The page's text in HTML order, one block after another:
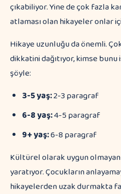
çıkabiliyor. Yine de çok fazla
atlaması olan hikayeler onlar
Hikaye uzunluğu da önemli.
dikkatini dağıtıyor, kimse
şöyle:
3-5 yaş:2-3 paragraf
6-8 yaş:4-5 paragraf
9+ yaş:6-8 paragraf
Kültürel olarak uygun olmayan
yaratıyor. Çocukların
hikayelerden uzak durmakta